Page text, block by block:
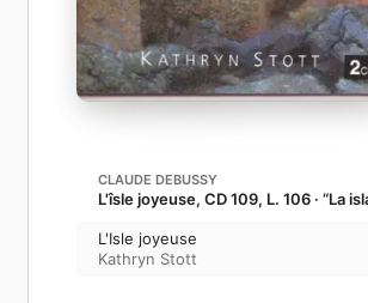
CLAUDE DEBUSSY
L'îsle joyeuse, CD 109, L. 106 · “La
L'Isle joyeuse
Kathryn Stott